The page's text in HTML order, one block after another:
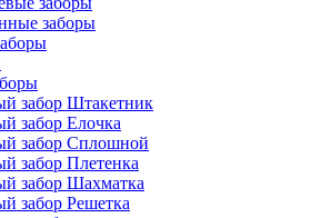
заборы
забор Штакетник
забор Елочка
забор Сплошной
забор Плетенка
забор Шахматка
забор Решетка